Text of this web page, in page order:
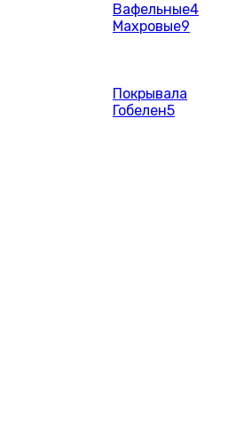
Вафельные4
Махровые9
Покрывала
Гобелен5